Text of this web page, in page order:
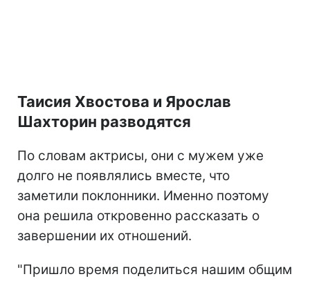
Таисия Хвостова и Ярослав
Шахторин разводятся
По словам актрисы, они с мужем уже
долго не появлялись вместе, что
заметили поклонники. Именно поэтому
она решила откровенно рассказать о
завершении их отношений.
"Пришло время поделиться нашим общим